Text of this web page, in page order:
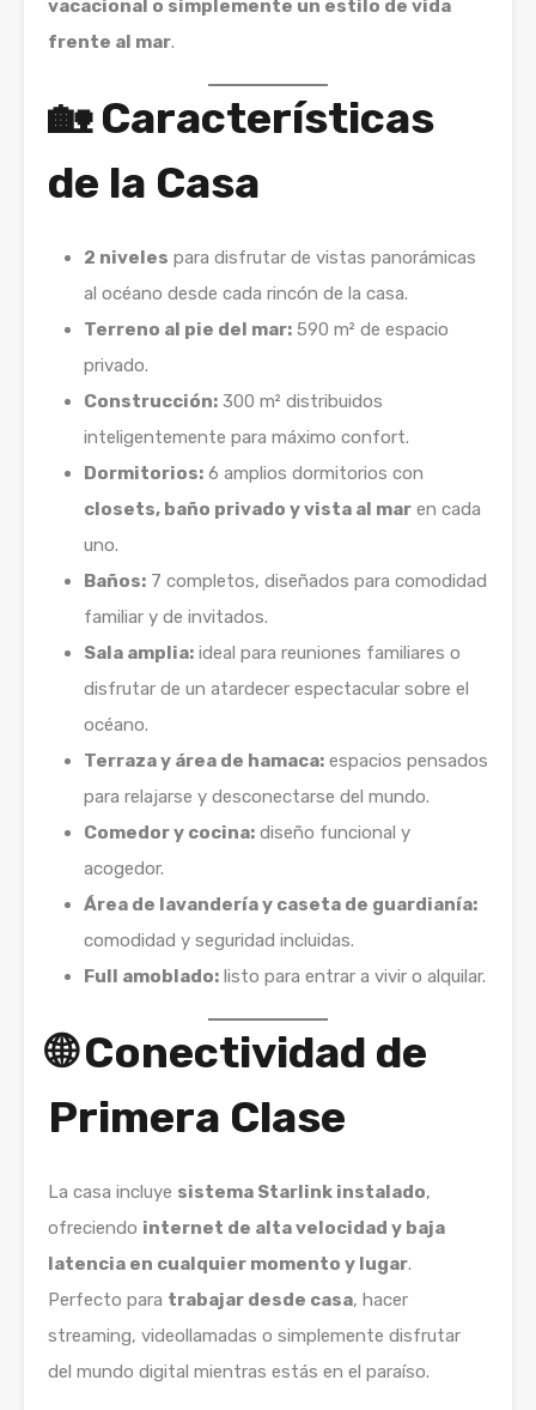
vacacional o simplemente un estilo de vida
frente al mar.
🏡Características
de la Casa
2 niveles para disfrutar de vistas panorámicas
al océano desde cada rincón de la casa.
Terreno al pie del mar: 590 m² de espacio
privado.
Construcción: 300 m² distribuidos
inteligentemente para máximo confort.
Dormitorios: 6 amplios dormitorios con
closets, baño privado y vista al mar en cada
uno.
Baños: 7 completos, diseñados para comodidad
familiar y de invitados.
Sala amplia: ideal para reuniones familiares o
disfrutar de un atardecer espectacular sobre el
océano.
Terraza y área de hamaca: espacios pensados
para relajarse y desconectarse del mundo.
Comedor y cocina: diseño funcional y
acogedor.
Área de lavandería y caseta de guardianía:
comodidad y seguridad incluidas.
Full amoblado: listo para entrar a vivir o alquilar.
🌐Conectividad de
Primera Clase
La casa incluye sistema Starlink instalado,
ofreciendo internet de alta velocidad y baja
latencia en cualquier momento y lugar.
Perfecto para trabajar desde casa, hacer
streaming, videollamadas o simplemente disfrutar
del mundo digital mientras estás en el paraíso.